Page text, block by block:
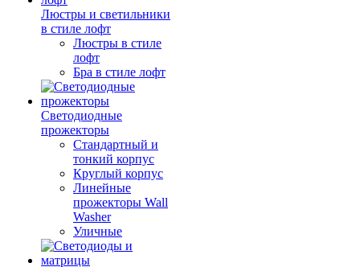
Люстры и светильники
в стиле лофт
Люстры в стиле
лофт
Бра в стиле лофт
Светодиодные
прожекторы
Стандартный и
тонкий корпус
Круглый корпус
Линейные
прожекторы Wall
Washer
Уличные